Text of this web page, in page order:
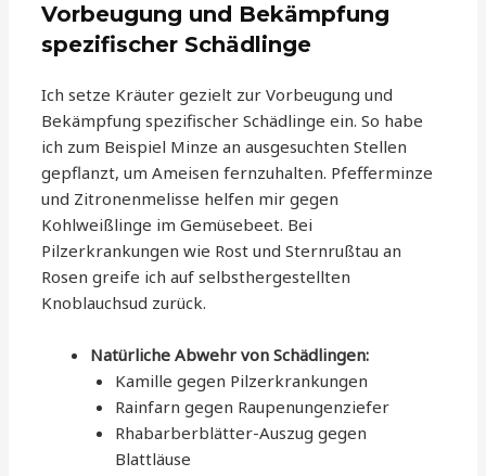
Vorbeugung und Bekämpfung
spezifischer Schädlinge
Ich setze Kräuter gezielt zur Vorbeugung und
Bekämpfung spezifischer Schädlinge ein. So habe
ich zum Beispiel Minze an ausgesuchten Stellen
gepflanzt, um Ameisen fernzuhalten. Pfefferminze
und Zitronenmelisse helfen mir gegen
Kohlweißlinge im Gemüsebeet. Bei
Pilzerkrankungen wie Rost und Sternrußtau an
Rosen greife ich auf selbsthergestellten
Knoblauchsud zurück.
Natürliche Abwehr von Schädlingen:
Kamille gegen Pilzerkrankungen
Rainfarn gegen Raupenungenziefer
Rhabarberblätter-Auszug gegen
Blattläuse